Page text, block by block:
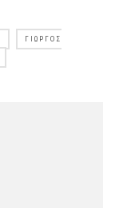
ΓΙΏΡΓΟΣ